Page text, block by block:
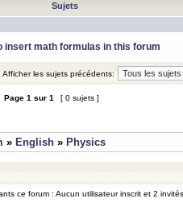
Sujets
insert math formulas in this forum
Afficher les sujets précédents:
Page 1 sur 1 [ 0 sujets ]
» English » Physics
ce forum : Aucun utilisateur inscrit et 2 invités